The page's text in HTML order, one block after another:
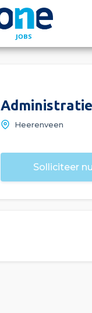
Heerenveen
Solliciteer nu